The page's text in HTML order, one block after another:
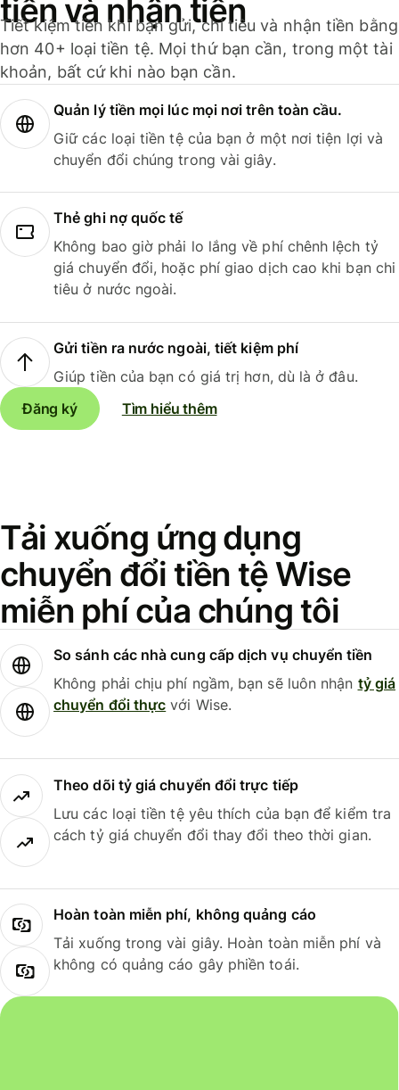
tiền và nhận tiền
Tiết kiệm tiền khi bạn gửi, chi tiêu và nhận tiền bằng
hơn 40+ loại tiền tệ. Mọi thứ bạn cần, trong một tài
khoản, bất cứ khi nào bạn cần.
Quản lý tiền mọi lúc mọi nơi trên toàn cầu.
Giữ các loại tiền tệ của bạn ở một nơi tiện lợi và
chuyển đổi chúng trong vài giây.
Thẻ ghi nợ quốc tế
Không bao giờ phải lo lắng về phí chênh lệch tỷ
giá chuyển đổi, hoặc phí giao dịch cao khi bạn chi
tiêu ở nước ngoài.
Gửi tiền ra nước ngoài, tiết kiệm phí
Giúp tiền của bạn có giá trị hơn, dù là ở đâu.
Đăng ký
Tìm hiểu thêm
Tải xuống ứng dụng
chuyển đổi tiền tệ Wise
miễn phí của chúng tôi
So sánh các nhà cung cấp dịch vụ chuyển tiền
Không phải chịu phí ngầm, bạn sẽ luôn nhận tỷ giá
chuyển đổi thực với Wise.
Theo dõi tỷ giá chuyển đổi trực tiếp
Lưu các loại tiền tệ yêu thích của bạn để kiểm tra
cách tỷ giá chuyển đổi thay đổi theo thời gian.
Hoàn toàn miễn phí, không quảng cáo
Tải xuống trong vài giây. Hoàn toàn miễn phí và
không có quảng cáo gây phiền toái.